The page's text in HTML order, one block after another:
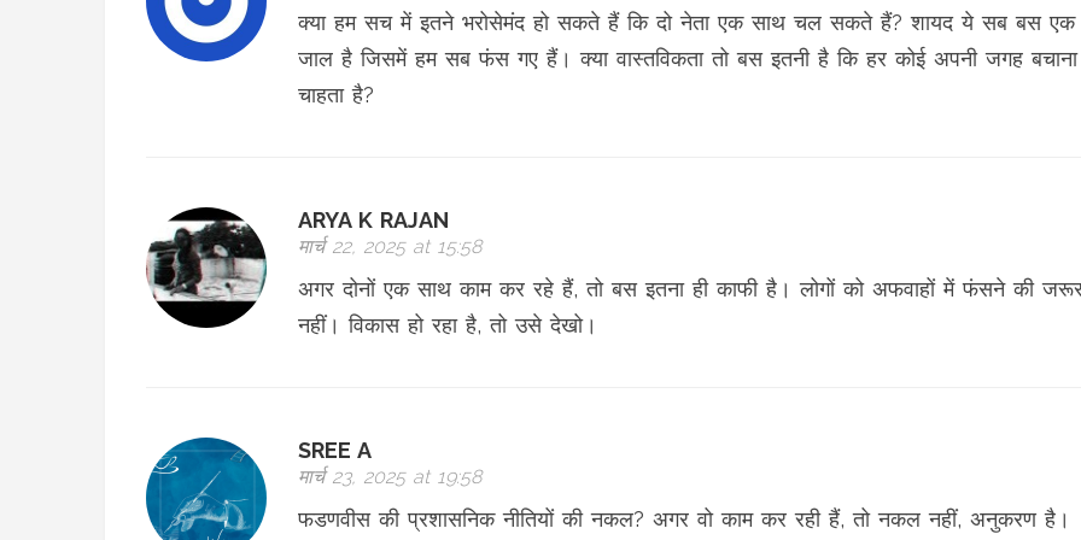
क्या हम सच में इतने भरोसेमंद हो सकते हैं कि दो नेता एक साथ चल सकते हैं? शायद ये सब बस एक
जाल है जिसमें हम सब फंस गए हैं। क्या वास्तविकता तो बस इतनी है कि हर कोई अपनी जगह बचाना
चाहता है?
ARYA K RAJAN
मार्च 22, 2025 at 15:58
अगर दोनों एक साथ काम कर रहे हैं, तो बस इतना ही काफी है। लोगों को अफवाहों में फंसने की
नहीं। विकास हो रहा है, तो उसे देखो।
SREE A
मार्च 23, 2025 at 19:58
फडणवीस की प्रशासनिक नीतियों की नकल? अगर वो काम कर रही हैं, तो नकल नहीं, अनुकरण है।